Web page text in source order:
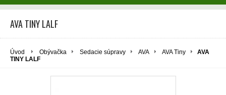
AVA TINY LALF
Úvod Obývačka Sedacie súpravy AVA AVA Tiny
AVA
TINY LALF